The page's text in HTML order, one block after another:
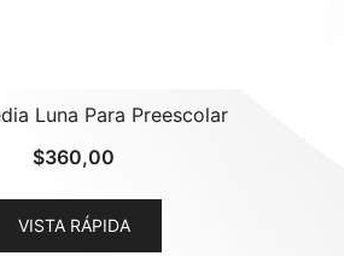
Luna Para Preescolar
$360,00
VISTA RÁPIDA